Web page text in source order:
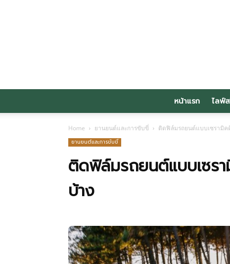
หน้าแรก ไลฟ์
Home ยานยนต์และการขับขี่ ติดฟิล์มรถยนต์แบบเซรามิค
ยานยนต์และการขับขี่
ติดฟิล์มรถยนต์แบบเซรา
บ้าง